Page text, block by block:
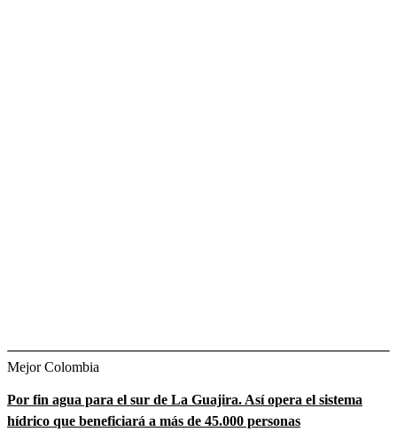
Mejor Colombia
Por fin agua para el sur de La Guajira. Así opera el sistema
hídrico que beneficiará a más de 45.000 personas